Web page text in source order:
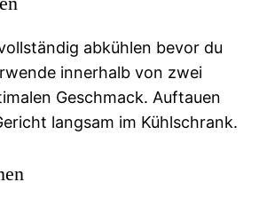
abkühlen bevor du
innerhalb von zwei
Geschmack. Auftauen
langsam im Kühlschrank.